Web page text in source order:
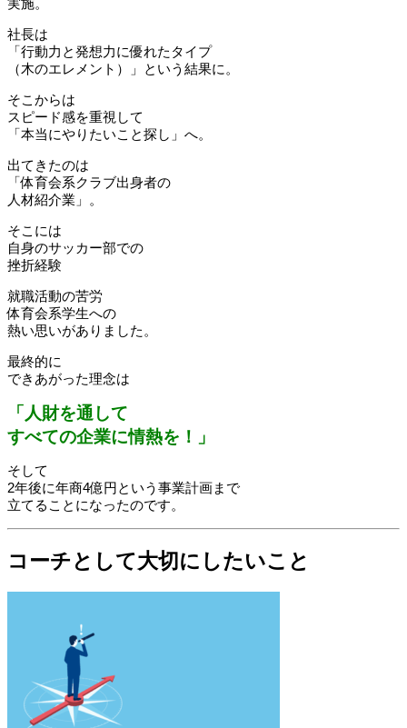
社長は
「行動力と発想力に優れたタイプ
（木のエレメント）」という結果に。
そこからは
スピード感を重視して
「本当にやりたいこと探し」へ。
出てきたのは
「体育会系クラブ出身者の
人材紹介業」。
そこには
自身のサッカー部での
挫折経験
就職活動の苦労
体育会系学生への
熱い思いがありました。
最終的に
できあがった理念は
「人財を通して
すべての企業に情熱を！」
そして
2年後に年商4億円という事業計画まで
立てることになったのです。
コーチとして大切にしたいこと